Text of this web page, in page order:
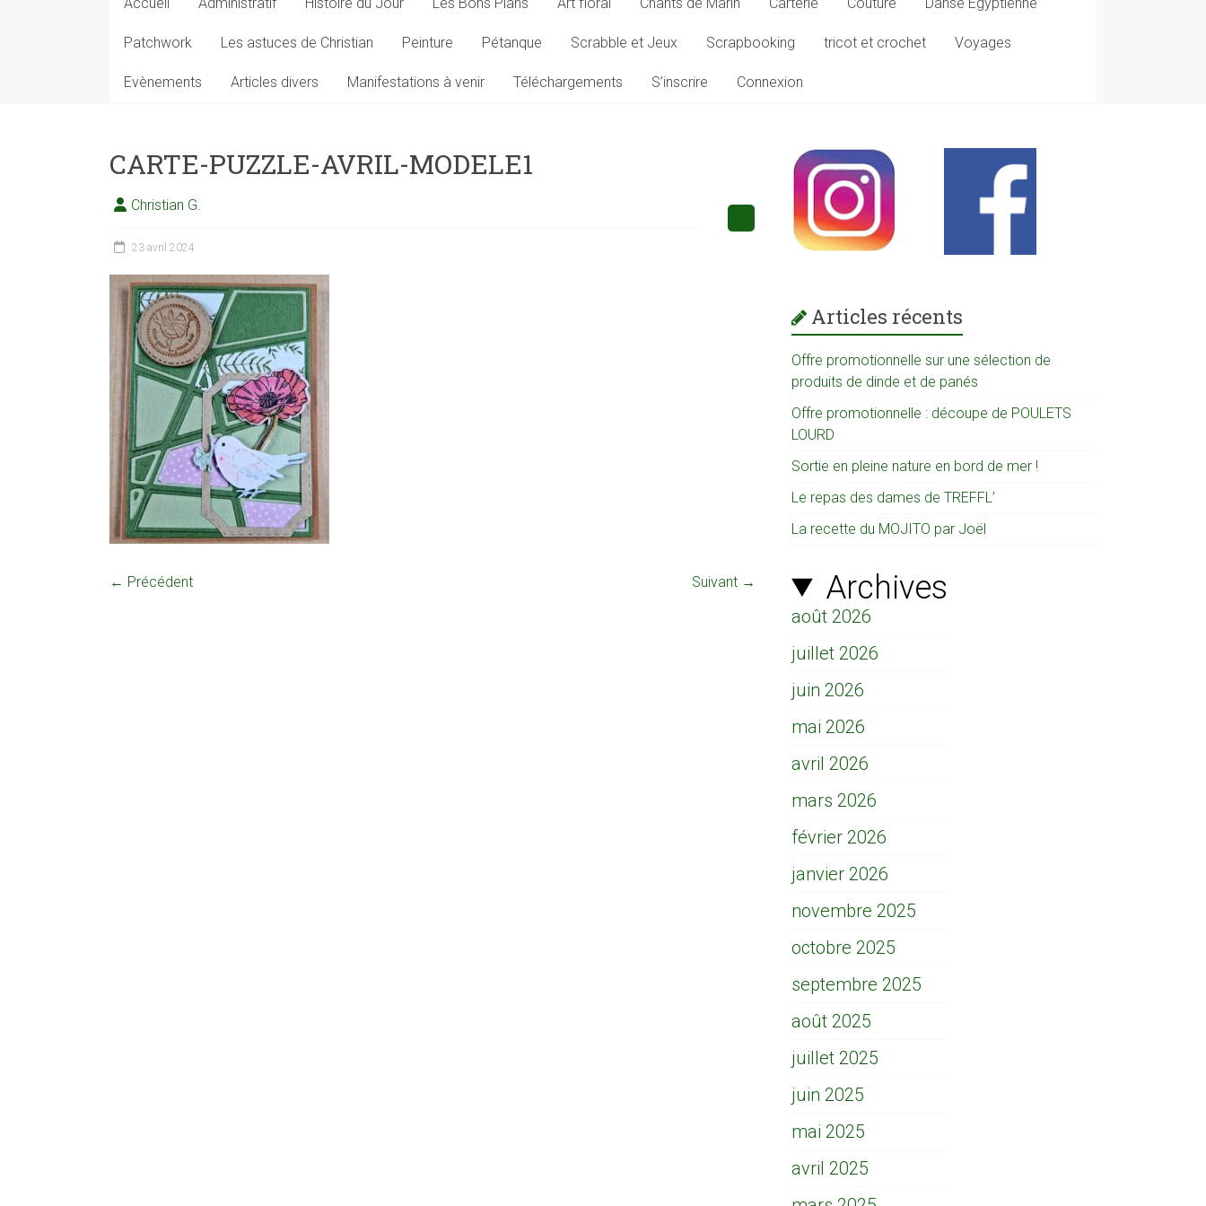
Patchwork Les astuces de Christian Peinture Pétanque Scrabble et Jeux Scrapbooking tricot et crochet Voyages
Evènements Articles divers Manifestations à venir Téléchargements S’inscrire Connexion
CARTE-PUZZLE-AVRIL-MODELE1
Christian G.
23 avril 2024
← Précédent Suivant →
Articles récents
Offre promotionnelle sur une sélection de
produits de dinde et de panés
Offre promotionnelle : découpe de POULETS
LOURD
Sortie en pleine nature en bord de mer !
Le repas des dames de TREFFL’
La recette du MOJITO par Joël
Archives
août 2026
juillet 2026
juin 2026
mai 2026
avril 2026
mars 2026
février 2026
janvier 2026
novembre 2025
octobre 2025
septembre 2025
août 2025
juillet 2025
juin 2025
mai 2025
avril 2025